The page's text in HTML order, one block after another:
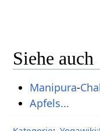
Siehe auch
Manipura-
Apfels...